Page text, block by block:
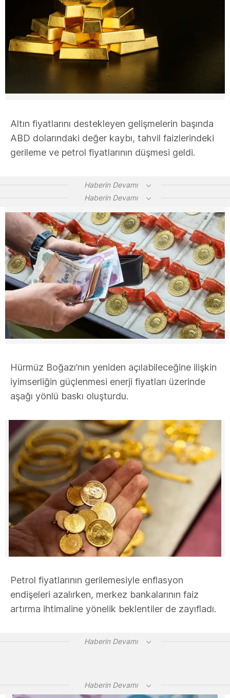
Altın fiyatlarını destekleyen gelişmelerin başında
ABD dolarındaki değer kaybı, tahvil faizlerindeki
gerileme ve petrol fiyatlarının düşmesi geldi.
Haberin Devamı
Haberin Devamı
Hürmüz Boğazı’nın yeniden açılabileceğine ilişkin
iyimserliğin güçlenmesi enerji fiyatları üzerinde
aşağı yönlü baskı oluşturdu.
Petrol fiyatlarının gerilemesiyle enflasyon
endişeleri azalırken, merkez bankalarının faiz
artırma ihtimaline yönelik beklentiler de zayıfladı.
Haberin Devamı
Haberin Devamı